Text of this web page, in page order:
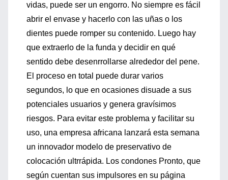
vidas, puede ser un engorro. No siempre es fácil
abrir el envase y hacerlo con las uñas o los
dientes puede romper su contenido. Luego hay
que extraerlo de la funda y decidir en qué
sentido debe desenrrollarse alrededor del pene.
El proceso en total puede durar varios
segundos, lo que en ocasiones disuade a sus
potenciales usuarios y genera gravísimos
riesgos. Para evitar este problema y facilitar su
uso, una empresa africana lanzará esta semana
un innovador modelo de preservativo de
colocación ultrrápida. Los condones Pronto, que
según cuentan sus impulsores en su página